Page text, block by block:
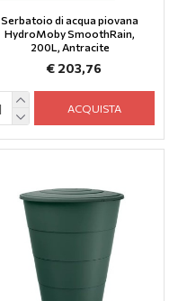
Serbatoio di acqua piovana
HydroMoby SmoothRain,
200L, Antracite
€ 203,76
ACQUISTA